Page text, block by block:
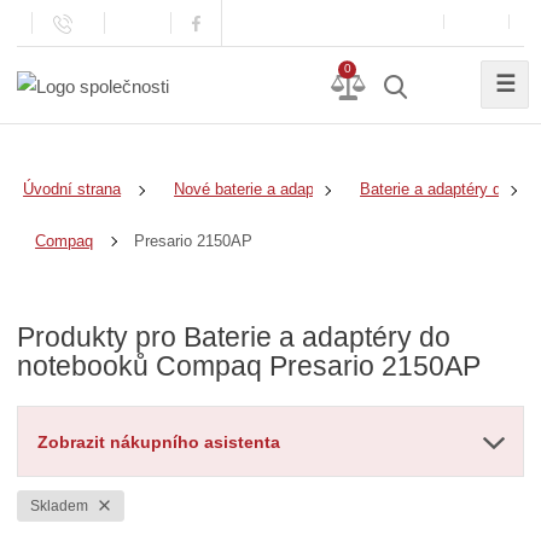
0
☰
Úvodní strana Nové baterie a adaptéry Baterie a adaptéry do
Compaq Presario 2150AP
Produkty pro Baterie a adaptéry do
notebooků Compaq Presario 2150AP
Zobrazit nákupního asistenta
Skladem